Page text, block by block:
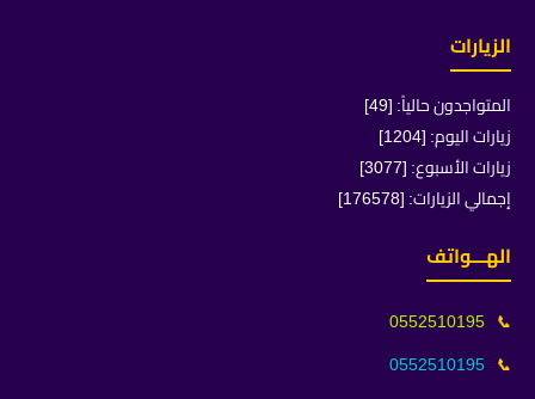
الزيارات
المتواجدون حالياً: [49]
زيارات اليوم: [1204]
زيارات الأسبوع: [3077]
إجمالي الزيارات: [176578]
الهـــواتف
📞
0552510195
📞
0552510195